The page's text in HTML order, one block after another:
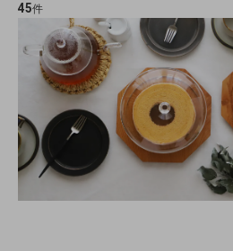
45件